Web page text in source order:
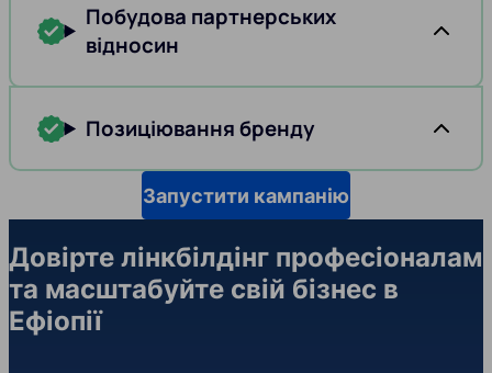
Побудова партнерських
відносин
Позиціювання бренду
Запустити кампанію
Довірте лінкбілдінг професіоналам
та масштабуйте свій бізнес в
Ефіопії